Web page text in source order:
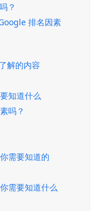
？
排名因素
解的内容
知道什么
吗？
需要知道的
需要知道什么